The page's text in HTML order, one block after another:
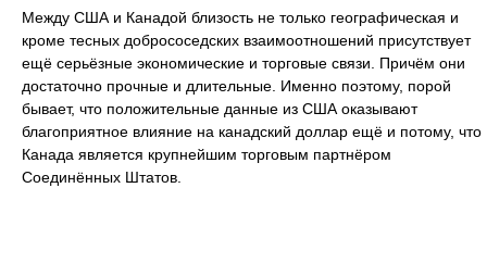
Между США и Канадой близость не только географическая и
кроме тесных добрососедских взаимоотношений присутствует
ещё серьёзные экономические и торговые связи. Причём они
достаточно прочные и длительные. Именно поэтому, порой
бывает, что положительные данные из США оказывают
благоприятное влияние на канадский доллар ещё и потому, что
Канада является крупнейшим торговым партнёром
Соединённых Штатов.